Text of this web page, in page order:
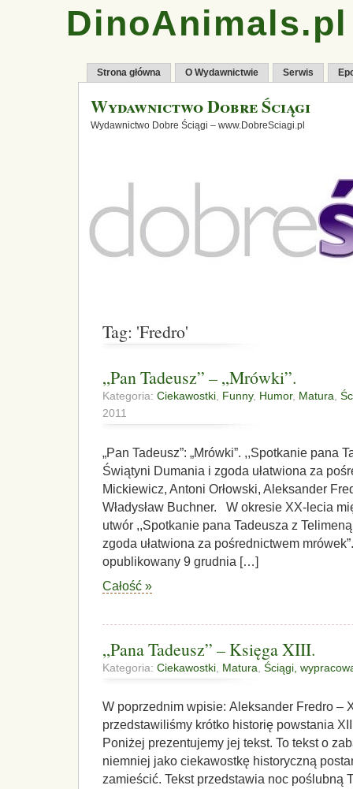
DinoAnimals.pl
Strona główna O Wydawnictwie Serwis
Wydawnictwo Dobre Ściągi
Wydawnictwo Dobre Ściągi – www.DobreSciagi.pl
Tag: 'Fredro'
„Pan Tadeusz” – „Mrówki”.
Kategoria: Ciekawostki, Funny, Humor, Matura,
2011
„Pan Tadeusz”: „Mrówki”. ,,Spotkanie pana
Świątyni Dumania i zgoda ułatwiona za
Mickiewicz, Antoni Orłowski, Aleksander
Władysław Buchner. W okresie XX-lecia
utwór ,,Spotkanie pana Tadeusza z
zgoda ułatwiona za pośrednictwem
opublikowany 9 grudnia […]
Całość »
„Pana Tadeusz” – Księga XIII.
Kategoria: Ciekawostki Matura Ściągi,
W poprzednim wpisie: Aleksander Fredro –
przedstawiliśmy krótko historię powstania
Poniżej prezentujemy jej tekst. To tekst o
niemniej jako ciekawostkę historyczną
zamieścić. Tekst przedstawia noc poślubną